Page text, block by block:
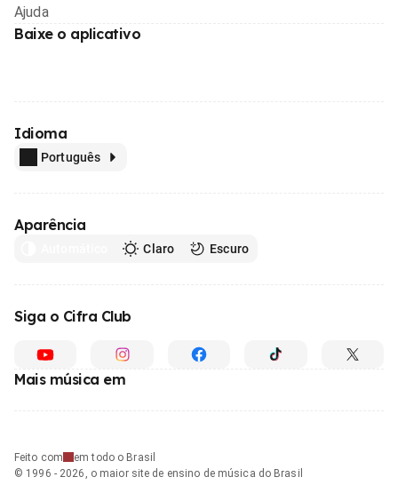
Ajuda
Baixe o aplicativo
Idioma
Português
Aparência
Claro Escuro
Siga o Cifra Club
Mais música em
Feito com
em todo o Brasil
© 1996 - 2026, o maior site de ensino de música do Brasil